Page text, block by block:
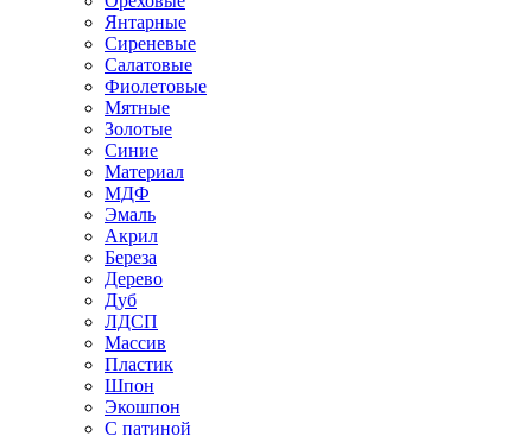
Янтарные
Сиреневые
Салатовые
Фиолетовые
Мятные
Золотые
Синие
Материал
МДФ
Эмаль
Акрил
Береза
Дерево
Дуб
ЛДСП
Массив
Пластик
Шпон
Экошпон
С патиной